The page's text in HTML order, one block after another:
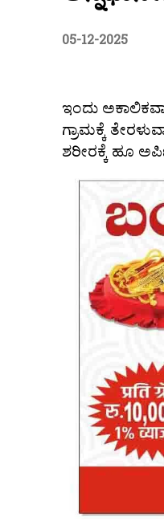
05-12-2025
ಇಂದು
ಗ್ರಾಮಕ್ಕೆ
ಶರೀರಕ್ಕೆ ಹೂ